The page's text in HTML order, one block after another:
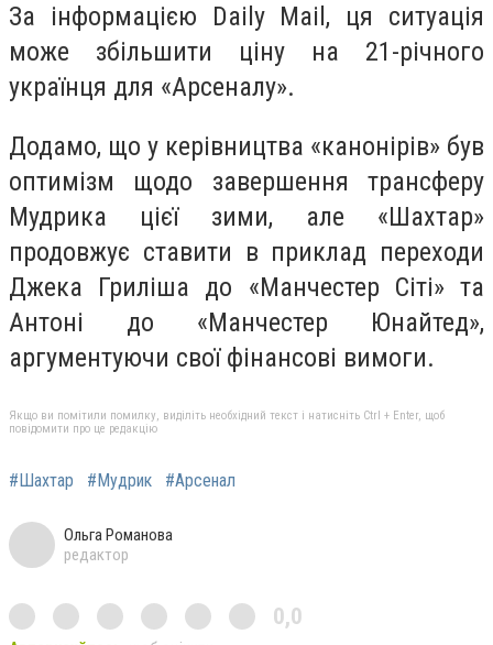
За інформацією Daily Mail, ця ситуація
може збільшити ціну на 21-річного
українця для «Арсеналу».
Додамо, що у керівництва «канонірів» був
оптимізм щодо завершення трансферу
Мудрика цієї зими, але «Шахтар»
продовжує ставити в приклад переходи
Джека Гриліша до «Манчестер Сіті» та
Антоні до «Манчестер Юнайтед»,
аргументуючи свої фінансові вимоги.
Якщо ви помітили помилку, виділіть необхідний текст і натисніть Ctrl + Enter, щоб
повідомити про це редакцію
#Шахтар #Мудрик #Арсенал
Ольга Романова
редактор
0,0